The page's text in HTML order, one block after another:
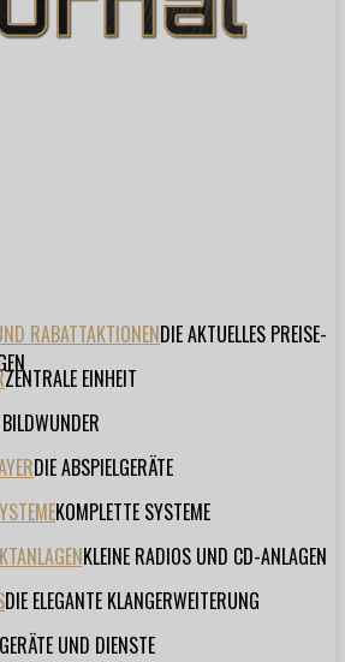
RABATTAKTIONENDIE AKTUELLES PREISE-
ZENTRALE EINHEIT
DIE ABSPIELGERÄTE
KOMPLETTE SYSTEME
KLEINE RADIOS UND CD-ANLAGEN
DIE ELEGANTE KLANGERWEITERUNG
GERÄTE UND DIENSTE